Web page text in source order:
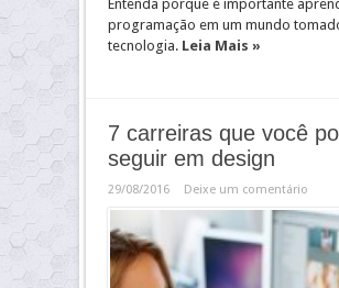
Entenda porque é importante
programação em um mundo
tecnologia. Leia Mais »
7 carreiras que você
seguir em design
29/08/2016 Deixe um comentário